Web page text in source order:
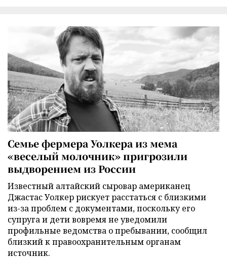
Семье фермера Уолкера из мема
«веселый молочник» пригрозили
выдворением из России
Известный алтайский сыровар американец
Джастас Уолкер рискует расстаться с близкими
из-за проблем с документами, поскольку его
супруга и дети вовремя не уведомили
профильные ведомства о пребывании, сообщил
близкий к правоохранительным органам
источник.